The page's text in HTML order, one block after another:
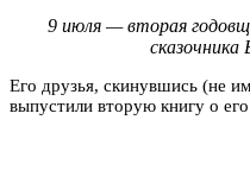
9 июля — вторая
сказочника
Его друзья, скинувшись (не
выпустили вторую книгу о